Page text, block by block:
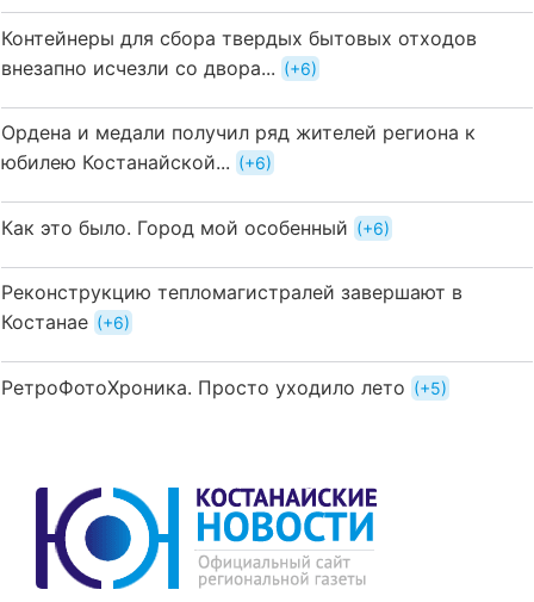
Контейнеры для сбора твердых бытовых отходов
внезапно исчезли со двора...
+6
Ордена и медали получил ряд жителей региона к
юбилею Костанайской...
+6
Как это было. Город мой особенный +6
Реконструкцию тепломагистралей завершают в
Костанае
+6
РетроФотоХроника. Просто уходило лето +5